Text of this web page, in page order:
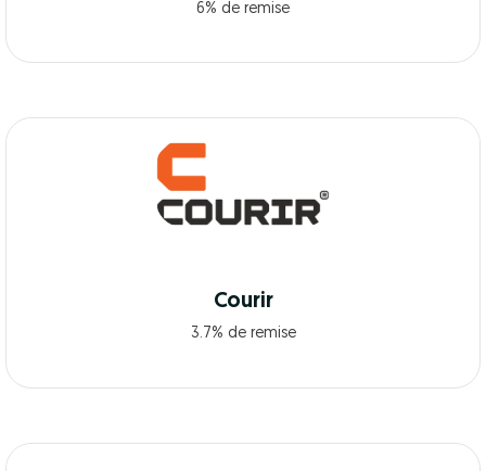
6% de remise
Courir
3.7% de remise